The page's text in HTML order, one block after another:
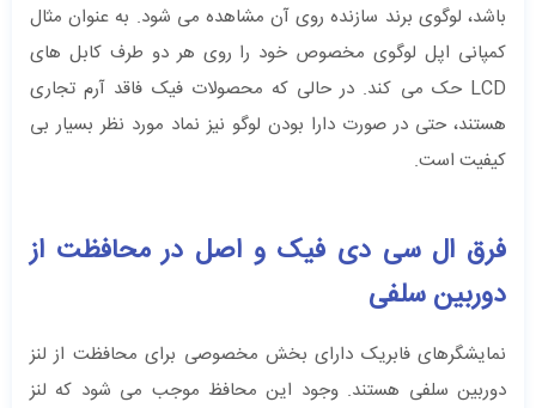
باشد، لوگوی برند سازنده روی آن مشاهده می ‌شود. به عنوان مثال
کمپانی اپل لوگوی مخصوص خود را روی هر دو طرف کابل‌ های
LCD حک می ‌کند. در حالی که محصولات فیک فاقد آرم تجاری
هستند، حتی در صورت دارا بودن لوگو نیز نماد مورد نظر بسیار بی‌
کیفیت است.‌
فرق ال سی دی فیک و اصل در محافظت از
دوربین سلفی
نمایشگرهای فابریک دارای بخش مخصوصی برای محافظت از لنز
دوربین سلفی هستند. وجود این محافظ موجب می ‌شود که لنز